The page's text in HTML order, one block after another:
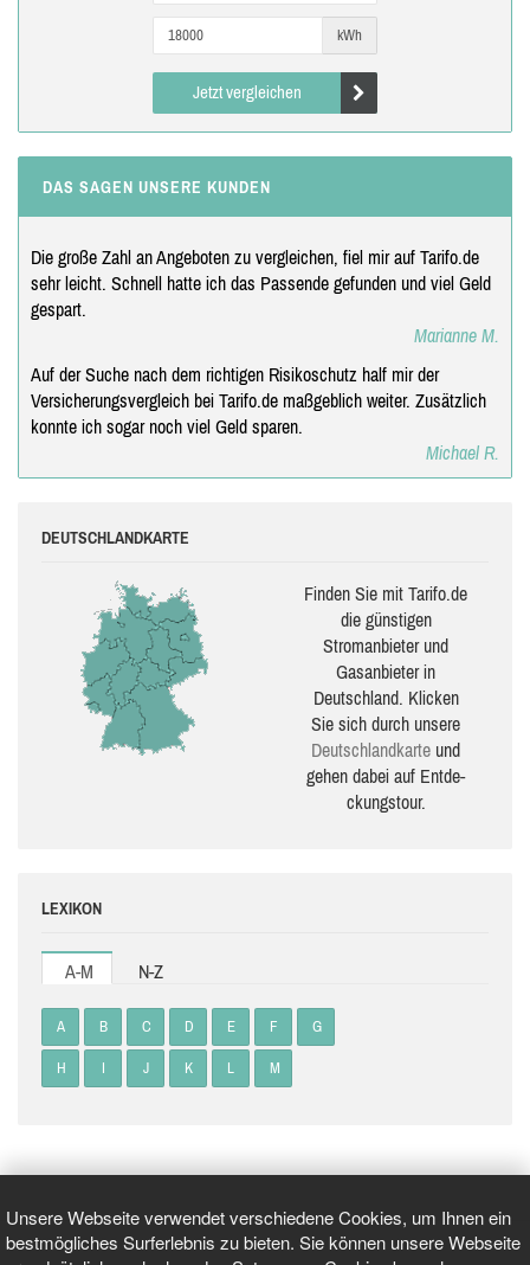
Unsere Webseite verwendet verschiedene Cookies, um Ihnen ein
bestmögliches Surferlebnis zu bieten. Sie können unsere Webseite
kWh
Jetzt vergleichen
DAS SAGEN UNSERE KUNDEN
Die große Zahl an Angeboten zu vergleichen, fiel mir auf Tarifo.de
sehr leicht. Schnell hatte ich das Passende gefunden und viel Geld
gespart.
Marianne M.
Auf der Suche nach dem richtigen Risikoschutz half mir der
Versicherungsvergleich bei Tarifo.de maßgeblich weiter. Zusätzlich
konnte ich sogar noch viel Geld sparen.
Michael R.
DEUTSCHLANDKARTE
Finden Sie mit Tarifo.de
die güns­ti­gen
Stromanbieter und
Gasanbieter in
Deutschland. Klicken
Sie sich durch unsere
Deutsch­land­karte und
gehen dabei auf Ent­de­
ckungs­tour.
LEXIKON
A-M N-Z
A B C D E F G
H I J K L M